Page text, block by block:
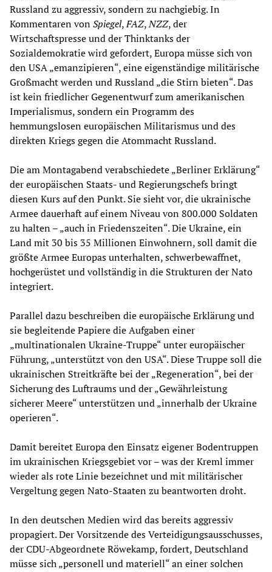
Russland zu aggressiv, sondern zu nachgiebig. In
Kommentaren vonSpiegel,FAZ,NZZ, der
Wirtschaftspresse und der Thinktanks der
Sozialdemokratie wird gefordert, Europa müsse sich von
den USA „emanzipieren“, eine eigenständige militärische
Großmacht werden und Russland „die Stirn bieten“. Das
ist kein friedlicher Gegenentwurf zum amerikanischen
Imperialismus, sondern ein Programm des
hemmungslosen europäischen Militarismus und des
direkten Kriegs gegen die Atommacht Russland.
Die am Montagabend verabschiedete „Berliner Erklärung“
der europäischen Staats- und Regierungschefs bringt
diesen Kurs auf den Punkt. Sie sieht vor, die ukrainische
Armee dauerhaft auf einem Niveau von 800.000 Soldaten
zu halten – „auch in Friedenszeiten“. Die Ukraine, ein
Land mit 30 bis 35 Millionen Einwohnern, soll damit die
größte Armee Europas unterhalten, schwerbewaffnet,
hochgerüstet und vollständig in die Strukturen der Nato
integriert.
Parallel dazu beschreiben die europäische Erklärung und
sie begleitende Papiere die Aufgaben einer
„multinationalen Ukraine-Truppe“ unter europäischer
Führung, „unterstützt von den USA“. Diese Truppe soll die
ukrainischen Streitkräfte bei der „Regeneration“, bei der
Sicherung des Luftraums und der „Gewährleistung
sicherer Meere“ unterstützen und „innerhalb der Ukraine
operieren“.
Damit bereitet Europa den Einsatz eigener Bodentruppen
im ukrainischen Kriegsgebiet vor – was der Kreml immer
wieder als rote Linie bezeichnet und mit militärischer
Vergeltung gegen Nato-Staaten zu beantworten droht.
In den deutschen Medien wird das bereits aggressiv
propagiert. Der Vorsitzende des Verteidigungsausschusses,
der CDU-Abgeordnete Röwekamp, fordert, Deutschland
müsse sich „personell und materiell“ an einer solchen